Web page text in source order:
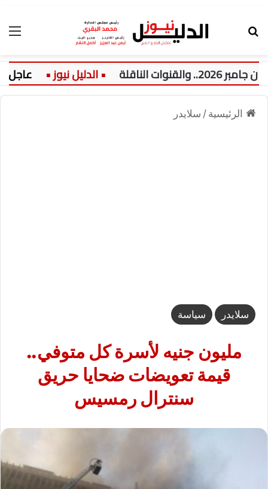
عاجل:
الرئيسية / سلايدر
سلايدر سياسة
مليون جنيه لأسرة كل متوفي..
قيمة تعويضات ضحايا حريق
سنترال رمسيس